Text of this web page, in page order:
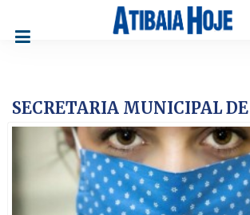
SECRETARIA MUNICIPAL